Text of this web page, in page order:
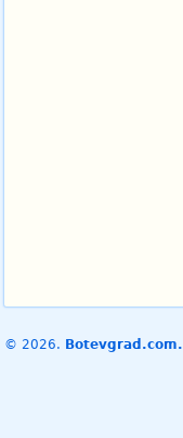
© 2026. Botevgrad.com.